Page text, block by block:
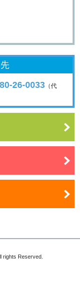
26-0033 （代
rights Reserved.